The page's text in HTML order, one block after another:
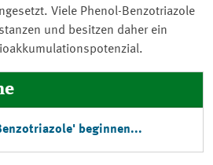
Viele Phenol-Benzotriazole
und besitzen daher ein
beginnen...